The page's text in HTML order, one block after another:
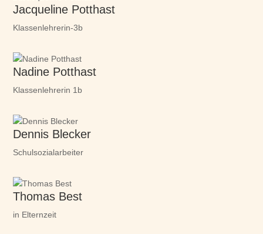
Jacqueline Potthast
Klassenlehrerin-3b
Nadine Potthast
Klassenlehrerin 1b
Dennis Blecker
Schulsozialarbeiter
Thomas Best
in Elternzeit